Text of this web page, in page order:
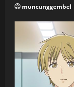
muncunggembel